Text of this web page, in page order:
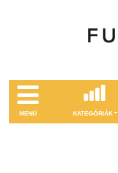
MENÜ KATEGÓRIÁK